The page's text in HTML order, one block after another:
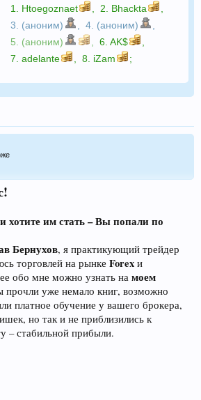
1. Htoegoznaet 2. Bhackta
3. (аноним)
4. (аноним)
5. (аноним)
6. AK$
7. adelante 8. iZam ;
хотите им стать – Вы попали по
Бернухов, я практикующий трейдер
торговлей на рынке Forex и
обо мне можно узнать на моем
прочли уже немало книг, возможно
платное обучение у вашего брокера,
но так и не приблизились к
– стабильной прибыли.